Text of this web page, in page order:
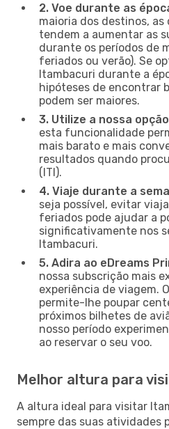
2. Voe durante as
maioria dos destinos, as
tendem a aumentar as
durante os períodos de
feriados ou verão). Se
Itambacuri durante a
hipóteses de encontrar
podem ser maiores.
3. Utilize a nossa
esta funcionalidade
mais barato e mais
resultados quando
(ITI).
4. Viaje durante a
seja possível, evitar
feriados pode ajudar a
significativamente nos
Itambacuri.
5. Adira ao eDreams
nossa subscrição mais
experiência de viagem.
permite-lhe poupar
próximos bilhetes de
nosso período
ao reservar o seu voo.
Melhor altura para
A altura ideal para visitar
sempre das suas atividades